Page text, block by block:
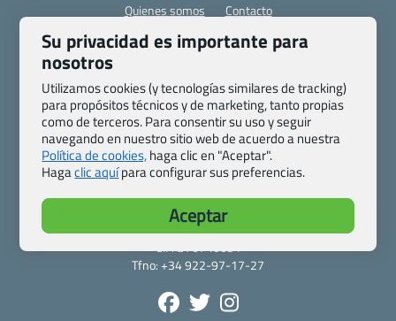
Quienes somos
Contacto
Pasaporte, Visado, Salud y otras disposiciones específicas
Blog de Viajes.com
Registro de agencias
Política de privacidad y cookies
Transparencia
Todas las páginas – sitemap
Viajes.com
Last Minute Express S.L.U.
c/ Drago, CC HLS, Local 13
38660 Miraverde – Adeje
Santa Cruz de Tenerife – España
CIF: B76740091
Tfno: +34 922-97-17-27
Su privacidad es importante para
nosotros
Utilizamos cookies (y tecnologías similares de tracking)
para propósitos técnicos y de marketing, tanto propias
como de terceros. Para consentir su uso y seguir
navegando en nuestro sitio web de acuerdo a nuestra
Política de cookies,haga clic en "Aceptar".
Hagaclic aquípara configurar sus preferencias.
Aceptar